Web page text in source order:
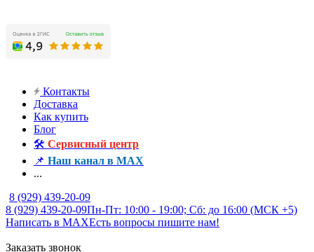
Контакты
Доставка
Как купить
Блог
🛠️ Сервисный центр
📌 Наш канал в MAX
...
8 (929) 439-20-09
8 (929) 439-20-09Пн-Пт: 10:00 - 19:00; Сб: до 16:00 (МСК +5)
Написать в MAXЕсть вопросы пишите нам!
Заказать звонок